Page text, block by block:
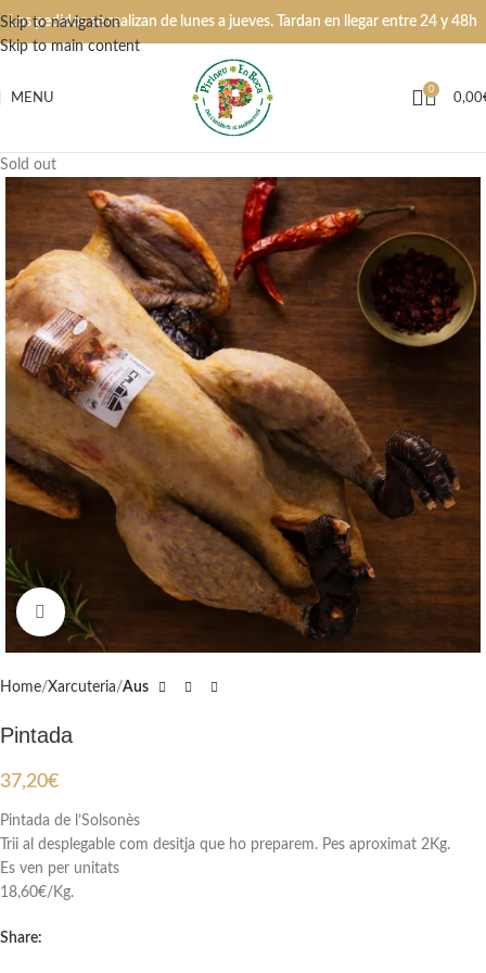
Skip to navigation
Skip to main content
Los pedidos se realizan de lunes a jueves. Tardan en llegar entre 24 y 48h
MENU
0
0,00
Sold out
Click to enlarge
Home Xarcuteria Aus
Pintada
37,20€
Pintada de l’Solsonès
Trii al desplegable com desitja que ho preparem. Pes aproximat 2Kg.
Es ven per unitats
18,60€/Kg.
Share: